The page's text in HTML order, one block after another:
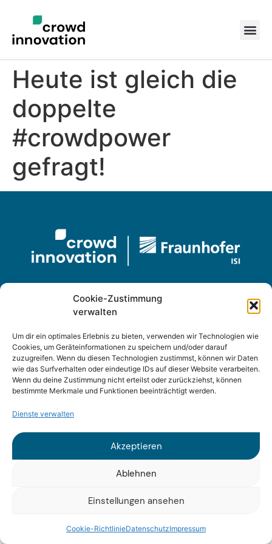
Cookie-Zustimmung
verwalten
Um dir ein optimales Erlebnis zu bieten, verwenden wir Technologien wie
Cookies, um Geräteinformationen zu speichern und/oder darauf
zuzugreifen. Wenn du diesen Technologien zustimmst, können wir Daten
wie das Surfverhalten oder eindeutige IDs auf dieser Website verarbeiten.
Wenn du deine Zustimmung nicht erteilst oder zurückziehst, können
bestimmte Merkmale und Funktionen beeinträchtigt werden.
Dienste verwalten
Akzeptieren
Ablehnen
Einstellungen ansehen
Cookie-RichtlinieDatenschutzImpressum
Heute ist gleich die
doppelte
#crowdpower
gefragt!
Sitemap
Impressum
Datenschutz
© 2025 Fraunhofer ISI